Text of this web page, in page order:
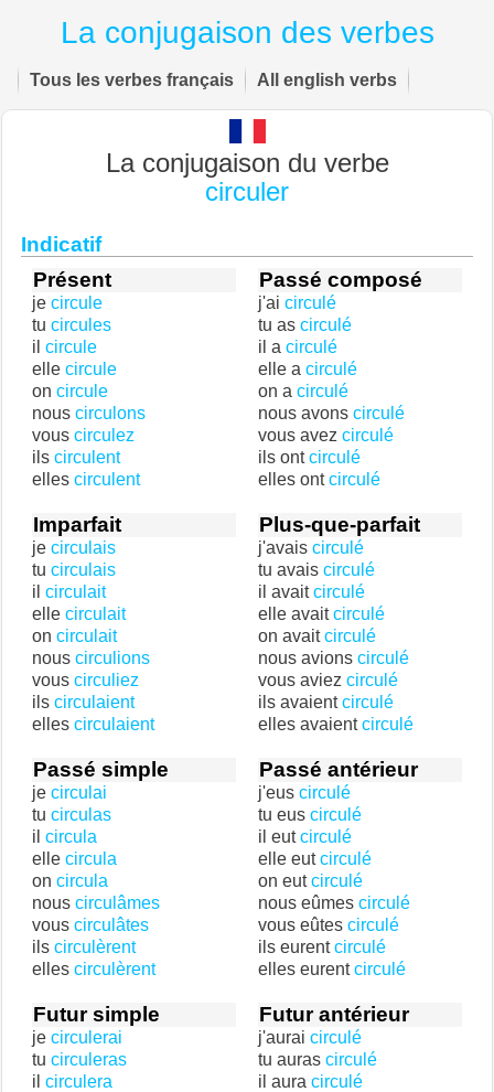
La conjugaison des verbes
Tous les verbes français All english verbs
La conjugaison du verbe
circuler
Indicatif
Présent
je circule
tu circules
il circule
elle circule
on circule
nous circulons
vous circulez
ils circulent
elles circulent
Passé composé
j'ai circulé
tu as circulé
il a circulé
elle a circulé
on a circulé
nous avons circulé
vous avez circulé
ils ontcirculé
elles ontcirculé
Imparfait
je circulais
tu circulais
il circulait
elle circulait
on circulait
nous circulions
vous circuliez
ils circulaient
elles circulaient
Plus-que-parfait
j'avais circulé
tu avais circulé
il avaitcirculé
elle avaitcirculé
on avaitcirculé
nous avions circulé
vous aviez circulé
ils avaientcirculé
elles avaientcirculé
Passé simple
je circulai
tu circulas
il circula
elle circula
on circula
nous circulâmes
vous circulâtes
ils circulèrent
elles circulèrent
Passé antérieur
j'eus circulé
tu eus circulé
il eutcirculé
elle eutcirculé
on eutcirculé
nous eûmes circulé
vous eûtes circulé
ils eurentcirculé
elles eurentcirculé
Futur simple
je circulerai
tu circuleras
il circulera
Futur antérieur
j'aurai circulé
tu auras circulé
il aura circulé